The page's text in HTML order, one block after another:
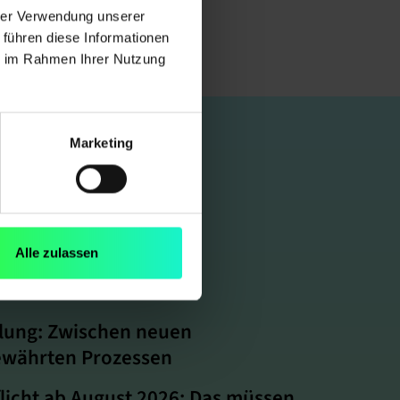
Verwendung unserer
diese Informationen
Rahmen Ihrer Nutzung
Marketing
Alle zulassen
Zwischen neuen
Prozessen